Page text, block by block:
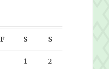
F S S
1 2